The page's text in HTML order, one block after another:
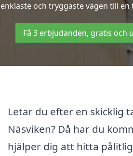
enklaste och tryggaste vägen till en
Få 3 erbjudanden, gratis och
Letar du efter en skicklig
Näsviken? Då har du
hjälper dig att hitta